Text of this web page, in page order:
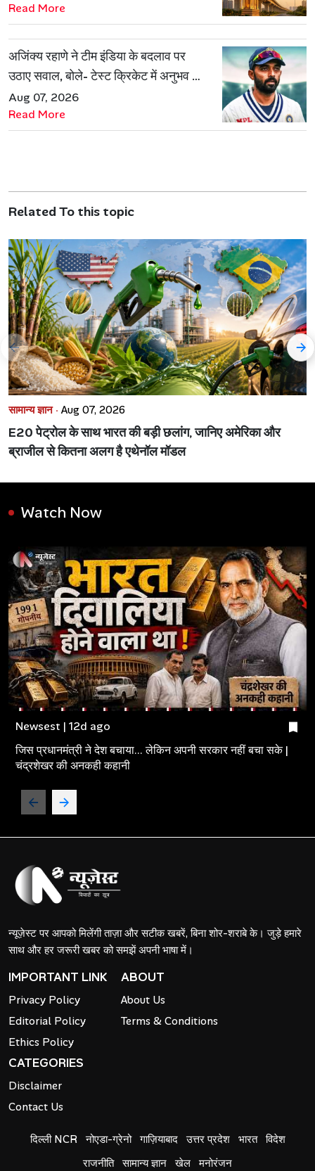
Read More
अजिंक्य रहाणे ने टीम इंडिया के बदलाव पर
उठाए सवाल, बोले- टेस्ट क्रिकेट में अनुभव की
जरूरत हमेशा रहेगी
Aug 07, 2026
Read More
Related To this topic
सामान्य ज्ञान · Aug 07, 2026
E20 पेट्रोल के साथ भारत की बड़ी छलांग, जानिए अमेरिका और
ब्राजील से कितना अलग है एथेनॉल मॉडल
Watch Now
Newsest | 12d ago
जिस प्रधानमंत्री ने देश बचाया... लेकिन अपनी सरकार नहीं बचा सके |
चंद्रशेखर की अनकही कहानी
न्यूज़ेस्ट पर आपको मिलेंगी ताज़ा और सटीक खबरें, बिना शोर-शराबे के। जुड़े हमारे
साथ और हर जरूरी खबर को समझें अपनी भाषा में।
IMPORTANT LINK
Privacy Policy
Editorial Policy
Ethics Policy
ABOUT
About Us
Terms & Conditions
CATEGORIES
Disclaimer
Contact Us
दिल्ली NCR नोएडा-ग्रेनो गाज़ियाबाद उत्तर प्रदेश भारत विदेश
राजनीति सामान्य ज्ञान खेल मनोरंजन